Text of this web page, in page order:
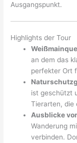
Ausgangspunkt.
Highlights der Tour
an dem das
perfekter Ort
ist geschützt
Tierarten, die
Ausblicke
Wanderung
verbinden.